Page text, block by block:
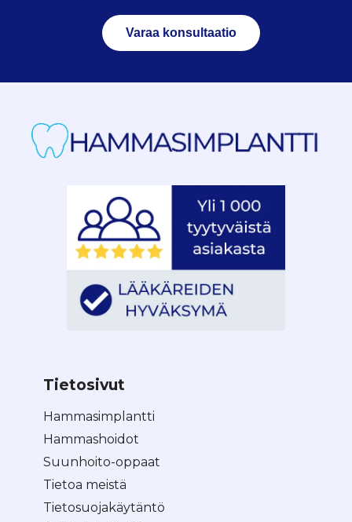
Varaa konsultaatio
Tietosivut
Hammasimplantti
Hammashoidot
Suunhoito-oppaat
Tietoa meistä
Tietosuojakäytäntö